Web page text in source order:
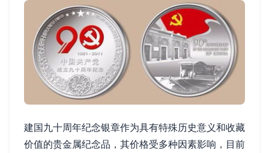
建国九十周年纪念银章作为具有特殊历史意义和收藏
价值的贵金属纪念品，其价格受多种因素影响，目前